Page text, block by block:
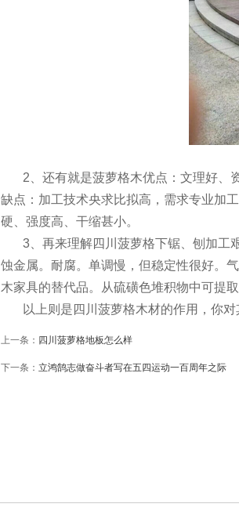
2、还有就是菠萝格木优点：文理好、
缺点：加工技术央求比拟高，需求专业加
硬、强度高、干缩甚小。
3、再来理解四川菠萝格下锯、刨加工
蚀金属。耐腐。单调慢，但稳定性很好。
木家具的替代品。从硫磺色堆积物中可提取
以上则是四川菠萝格木材的作用，你
上一条： 四川菠萝格地板怎么样
下一条：立鸿鹄志做奋斗者写在五四运动一百周年之际